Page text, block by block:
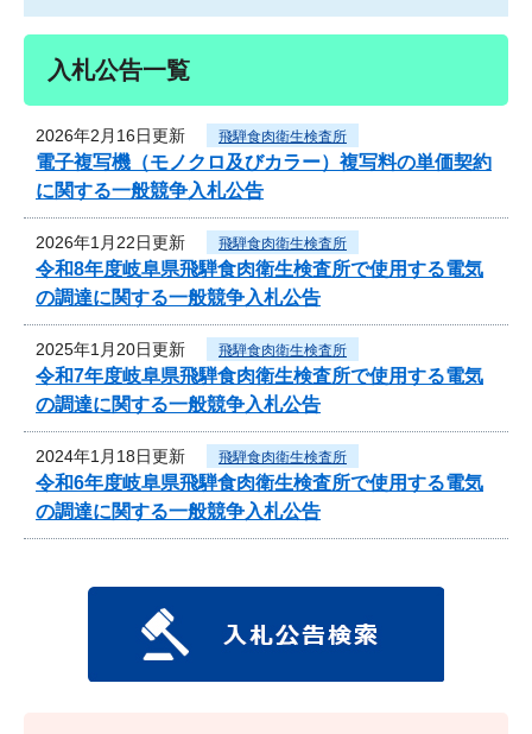
入札公告一覧
2026年2月16日更新 飛騨食肉衛生検査所
電子複写機（モノクロ及びカラー）複写料の単価契約
に関する一般競争入札公告
2026年1月22日更新 飛騨食肉衛生検査所
令和8年度岐阜県飛騨食肉衛生検査所で使用する電気
の調達に関する一般競争入札公告
2025年1月20日更新 飛騨食肉衛生検査所
令和7年度岐阜県飛騨食肉衛生検査所で使用する電気
の調達に関する一般競争入札公告
2024年1月18日更新 飛騨食肉衛生検査所
令和6年度岐阜県飛騨食肉衛生検査所で使用する電気
の調達に関する一般競争入札公告